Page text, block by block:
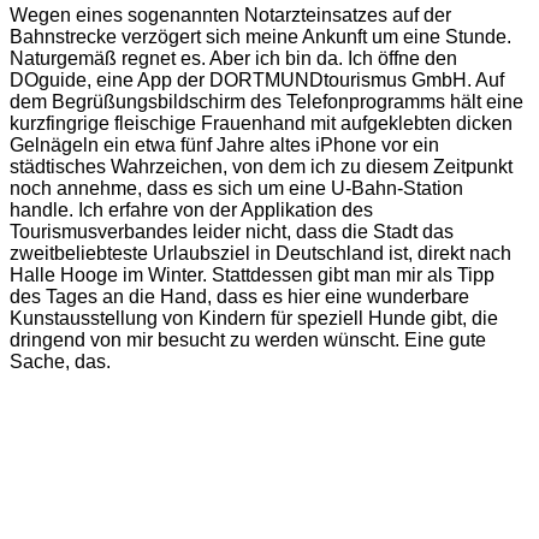
Wegen eines sogenannten Notarzteinsatzes auf der
Bahnstrecke verzögert sich meine Ankunft um eine Stunde.
Naturgemäß regnet es. Aber ich bin da. Ich öffne den
DOguide, eine App der DORTMUNDtourismus GmbH. Auf
dem Begrüßungsbildschirm des Telefonprogramms hält eine
kurzfingrige fleischige Frauenhand mit aufgeklebten dicken
Gelnägeln ein etwa fünf Jahre altes iPhone vor ein
städtisches Wahrzeichen, von dem ich zu diesem Zeitpunkt
noch annehme, dass es sich um eine U-Bahn-Station
handle. Ich erfahre von der Applikation des
Tourismusverbandes leider nicht, dass die Stadt das
zweitbeliebteste Urlaubsziel in Deutschland ist, direkt nach
Halle Hooge im Winter. Stattdessen gibt man mir als Tipp
des Tages an die Hand, dass es hier eine wunderbare
Kunstausstellung von Kindern für speziell Hunde gibt, die
dringend von mir besucht zu werden wünscht. Eine gute
Sache, das.